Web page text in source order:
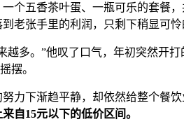
个五香茶叶蛋、一瓶可乐的套餐
老张手里的利润，只剩下稍显可怜
多。”他叹了口气，年初突然开
摆。
力下渐趋平静，却依然给整个餐
自15元以下的低价区间。